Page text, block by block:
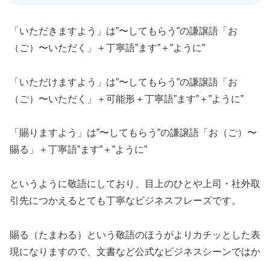
「いただきますよう」は”〜してもらう”の謙譲語「お
（ご）〜いただく」＋丁寧語”ます”＋”ように”
「いただけますよう」は”〜してもらう”の謙譲語「お
（ご）〜いただく」＋可能形＋丁寧語”ます”＋”ように”
「賜りますよう」は”〜してもらう”の謙譲語「お（ご）〜
賜る」＋丁寧語”ます”＋”ように”
というように敬語にしており、目上のひとや上司・社外取
引先につかえるとても丁寧なビジネスフレーズです。
賜る（たまわる）という敬語のほうがよりカチッとした表
現になりますので、文書など公式なビジネスシーンではか